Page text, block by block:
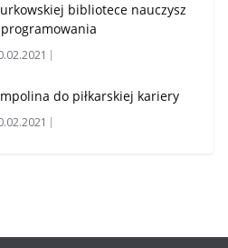
bibliotece nauczysz
do piłkarskiej kariery